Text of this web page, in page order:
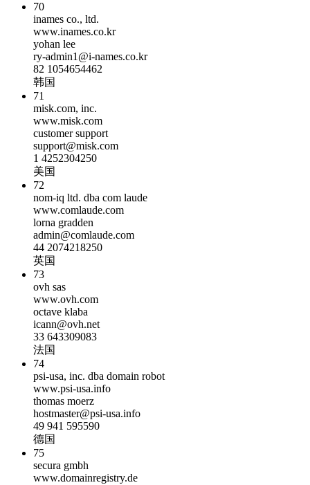
70
inames co., ltd.
www.inames.co.kr
yohan lee
ry-admin1@i-names.co.kr
82 1054654462
韩国
71
misk.com, inc.
www.misk.com
customer support
support@misk.com
1 4252304250
美国
72
nom-iq ltd. dba com laude
www.comlaude.com
lorna gradden
admin@comlaude.com
44 2074218250
英国
73
ovh sas
www.ovh.com
octave klaba
icann@ovh.net
33 643309083
法国
74
psi-usa, inc. dba domain robot
www.psi-usa.info
thomas moerz
hostmaster@psi-usa.info
49 941 595590
德国
75
secura gmbh
www.domainregistry.de